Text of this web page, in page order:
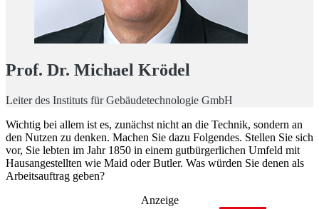
Prof. Dr. Michael Krödel
Leiter des Instituts für Gebäudetechnologie GmbH
Wichtig bei allem ist es, zunächst nicht an die Technik, sondern an
den Nutzen zu denken. Machen Sie dazu Folgendes. Stellen Sie sich
vor, Sie lebten im Jahr 1850 in einem gutbürgerlichen Umfeld mit
Hausangestellten wie Maid oder Butler. Was würden Sie denen als
Arbeitsauftrag geben?
Anzeige